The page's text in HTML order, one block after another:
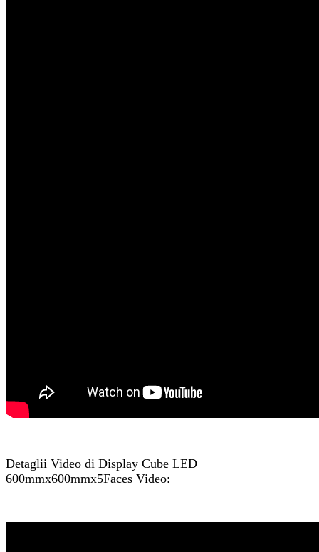
Detaglii Video di Display Cube LED
600mmx600mmx5Faces Video: